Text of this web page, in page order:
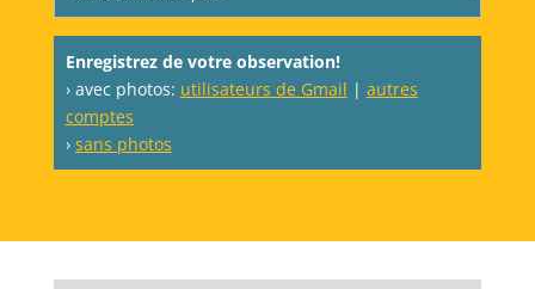
Enregistrez de votre observation!
› avec photos: utilisateurs de Gmail | autres
comptes
› sans photos